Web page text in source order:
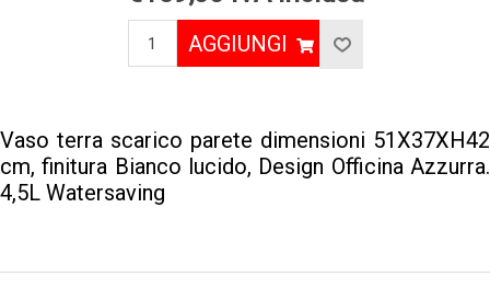
AGGIUNGI
Vaso terra scarico parete dimensioni 51X37XH42
cm, finitura Bianco lucido, Design Officina Azzurra.
4,5L Watersaving